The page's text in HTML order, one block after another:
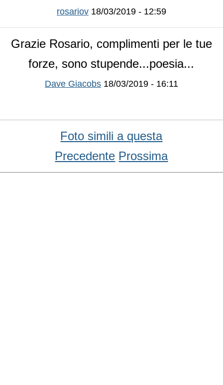
rosariov 18/03/2019 - 12:59
Grazie Rosario, complimenti per le tue
forze, sono stupende...poesia...
Dave Giacobs 18/03/2019 - 16:11
Foto simili a questa
Precedente Prossima